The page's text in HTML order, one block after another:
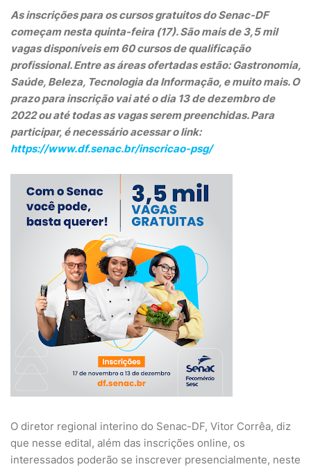
As inscrições para os cursos gratuitos do Senac-DF
começam nesta quinta-feira (17). São mais de 3,5 mil
vagas disponíveis em 60 cursos de qualificação
profissional. Entre as áreas ofertadas estão: Gastronomia,
Saúde, Beleza, Tecnologia da Informação, e muito mais. O
prazo para inscrição vai até o dia 13 de dezembro de
2022 ou até todas as vagas serem preenchidas. Para
participar, é necessário acessar o link:
https://www.df.senac.br/inscricao-psg/
O diretor regional interino do Senac-DF, Vitor Corrêa, diz
que nesse edital, além das inscrições online, os
interessados poderão se inscrever presencialmente, neste